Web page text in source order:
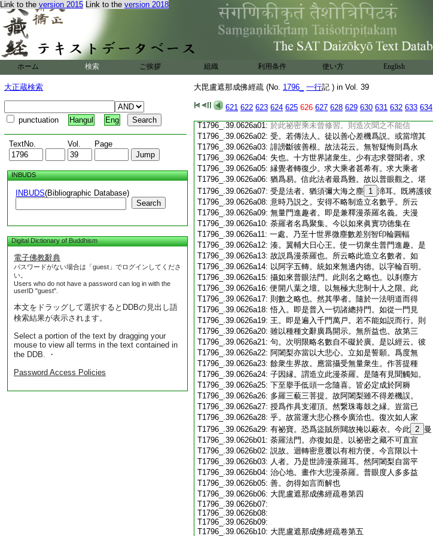
Link to the version 2015 Link to the version 2018
ホーム 検索 ご挨拶 組織 利用条件 使い方 English
大正蔵検索
punctuation Hangul Eng
TextNo. Vol. Page
INBUDS
INBUDS(Bibliographic Database)
Search
Digital Dictionary of Buddhism
電子佛教辭典
パスワードがない場合は「guest」でログインしてくださ
い。
Users who do not have a password can log in with the
userID "guest".
本文をドラッグして選択するとDDBの見出し語
検索結果が表示されます。
Select a portion of the text by dragging your
mouse to view all terms in the text contained in
the DDB. ・
Password Access Policies
大毘盧遮那成佛經疏 (No. 1796_ 一行記 ) in Vol. 39
621 622 623 624 625 626 627 628 629 630 631 632 633 634
T1796_.39.0625c19:悉有佛性。彼生善根相續不斷。當至無上菩
T1796_.39.0625c20: 提。是名有餘記也。我本爲此等衆生。來成等
T1796_.39.0625c21:正覺。況今所願 7 以滿。開衆生自心之寶。如
T1796_.39.0625c22:
其本性而給與之。當有何限耶。且據惡世弘
經淺行之一迹。故云一期法事劑至十人耳。
T1796_.39.0625c24:從此以下第二句。即釋此限人簡衆所由。經
T1796_.39.0625c25:云。祕密主無大乘宿習。未曾思惟眞言乘行。
T1796_.39.0625c26:彼不能少分見聞歡喜信受。又金剛薩埵若
T1796_.39.0625c27:
彼有情。昔於大乘眞言乘道無量門進趣。以
T1796_.39.0625c28: 曾修行。爲彼等故。限此造立名數者。此意云。
T1796_.39.0626a01: 於此祕密乘未曾修習。則造次聞之不能信
T1796_.39.0626a02: 受。若傳法人。徒以善心差機爲説。或當増其
T1796_.39.0626a03: 誹謗斷彼善根。故法花云。無智疑悔則爲永
T1796_.39.0626a04: 失也。十方世界諸衆生。少有志求聲聞者。求
T1796_.39.0626a05: 縁覺者轉復少。求大乘者甚希有。求大乘者
T1796_.39.0626a06: 猶爲易。信此法者最爲難。故以普眼觀之。堪
T1796_.39.0626a07: 受是法者。猶須彌大海之塵 1 渧耳。既將護彼
T1796_.39.0626a08: 意時乃説之。安得不略制造立名數乎。所云
T1796_.39.0626a09: 無量門進趣者。即是兼釋漫荼羅名義。夫漫
T1796_.39.0626a10: 荼羅者名爲聚集。今以如來眞實功徳集在
T1796_.39.0626a11: 一處。乃至十世界微塵數差別智印輪圓輻
T1796_.39.0626a12: 湊。翼輔大日心王。使一切衆生普門進趣。是
T1796_.39.0626a13: 故説爲漫荼羅也。所云略此造立名數者。如
T1796_.39.0626a14: 以阿字五轉。統如來無邊内徳。以字輪百明。
T1796_.39.0626a15: 攝如來普眼法門。此則名之略也。以刹塵方
T1796_.39.0626a16:便開八葉之壇。以無極大悲制十人之限。此
T1796_.39.0626a17: 則數之略也。然其學者。隨於一法明道而得
T1796_.39.0626a18:悟入。即是普入一切諸總持門。如從一門見
T1796_.39.0626a19: 王。即是遍入千門萬戸。若不能如説而行。則
T1796_.39.0626a20: 雖以種種文辭廣爲開示。無所益也。故第三
T1796_.39.0626a21: 句。次明限略名數自不礙於廣。是以經云。彼
T1796_.39.0626a22: 阿闍梨亦當以大悲心。立如是誓願。爲度無
T1796_.39.0626a23: 餘衆生界故。應當攝受無量衆生。作菩提種
T1796_.39.0626a24: 子因縁。謂造立此漫荼羅。是隨有見聞觸知。
T1796_.39.0626a25: 下至擧手低頭一念隨喜。皆必定成於阿耨
T1796_.39.0626a26: 多羅三藐三菩提。故阿闍梨雖不得差機誤。
T1796_.39.0626a27: 授爲作具支灌頂。然繋珠毒鼓之縁。豈當已
T1796_.39.0626a28: 乎。故當運大悲心務令廣洽也。復次如人家
T1796_.39.0626a29: 有祕寶。恐爲盜賊所闚故掩以蔽衣。今此 2 曼
T1796_.39.0626b01: 荼羅法門。亦復如是。以祕密之藏不可直宣
T1796_.39.0626b02: 説故。迴轉密意覆以有相方便。今言限以十
T1796_.39.0626b03: 人者。乃是世諦漫荼羅耳。然阿闍梨自當平
T1796_.39.0626b04: 治心地。畫作大悲漫荼羅。普眼度人多多益
T1796_.39.0626b05: 善。勿得如言而解也
T1796_.39.0626b06: 大毘盧遮那成佛經疏卷第四
T1796_.39.0626b07:
T1796_.39.0626b08:
T1796_.39.0626b09:
T1796_.39.0626b10: 大毘盧遮那成佛經疏卷第五